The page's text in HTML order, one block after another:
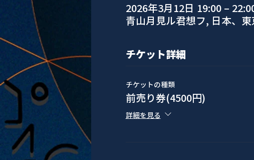
2026年3月12日 19:00 –
青山月見ル君想フ, 日本、
チケット詳細
チケットの種類
前売り券(4500円)
詳細を見る